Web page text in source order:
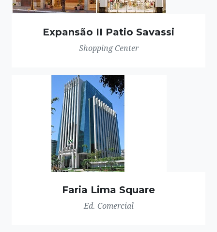
Expansão II Patio Savassi
Shopping Center
Faria Lima Square
Ed. Comercial